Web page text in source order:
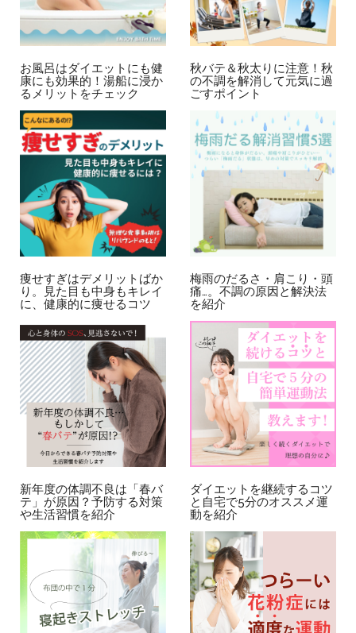
お風呂はダイエットにも健
康にも効果的！湯船に浸か
るメリットをチェック
秋バテ＆秋太りに注意！秋
の不調を解消して元気に過
ごすポイント
痩せすぎはデメリットばか
り。見た目も中身もキレイ
に、健康的に痩せるコツ
梅雨のだるさ・肩こり・頭
痛…。不調の原因と解決法
を紹介
新年度の体調不良は「春バ
テ」が原因？予防する対策
や生活習慣を紹介
ダイエットを継続するコツ
と自宅で5分のオススメ運
動を紹介